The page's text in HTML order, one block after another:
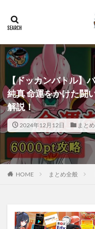
【ドッカンバトル】
純真 命運をかけた闘
解説！
2024年12月12日 まと
HOME まとめ全般